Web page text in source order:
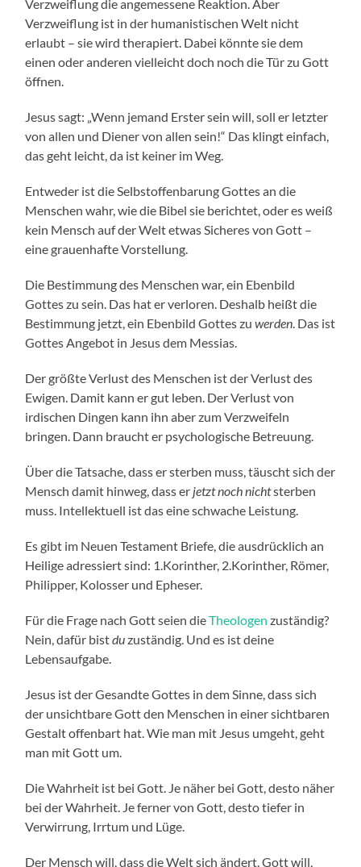
Verzweiflung die angemessene Reaktion. Aber
Verzweiflung ist in der humanistischen Welt nicht
erlaubt – sie wird therapiert. Dabei könnte sie dem
einen oder anderen vielleicht doch noch die Tür zu Gott
öffnen.
Jesus sagt: „Wenn jemand Erster sein will, soll er letzter
von allen und Diener von allen sein!“ Das klingt einfach,
das geht leicht, da ist keiner im Weg.
Entweder ist die Selbstoffenbarung Gottes an die
Menschen wahr, wie die Bibel sie berichtet, oder es weiß
kein Mensch auf der Welt etwas Sicheres von Gott –
eine grauenhafte Vorstellung.
Die Bestimmung des Menschen war, ein Ebenbild
Gottes zu sein. Das hat er verloren. Deshalb heißt die
Bestimmung jetzt, ein Ebenbild Gottes zuwerden. Das ist
Gottes Angebot in Jesus dem Messias.
Der größte Verlust des Menschen ist der Verlust des
Ewigen. Damit kann er gut leben. Der Verlust von
irdischen Dingen kann ihn aber zum Verzweifeln
bringen. Dann braucht er psychologische Betreuung.
Über die Tatsache, dass er sterben muss, täuscht sich der
Mensch damit hinweg, dass er jetzt noch nichtsterben
muss. Intellektuell ist das eine schwache Leistung.
Es gibt im Neuen Testament Briefe, die ausdrücklich an
Heilige adressiert sind: 1.Korinther, 2.Korinther, Römer,
Philipper, Kolosser und Epheser.
Für die Frage nach Gott seien dieTheologen zuständig?
Nein, dafür bistduzuständig. Und es ist deine
Lebensaufgabe.
Jesus ist der Gesandte Gottes in dem Sinne, dass sich
der unsichtbare Gott den Menschen in einer sichtbaren
Gestalt offenbart hat. Wie man mit Jesus umgeht, geht
man mit Gott um.
Die Wahrheit ist bei Gott. Je näher bei Gott, desto näher
bei der Wahrheit. Je ferner von Gott, desto tiefer in
Verwirrung, Irrtum und Lüge.
Der Mensch will, dass die Welt sich ändert. Gott will,